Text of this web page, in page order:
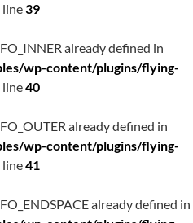
line39
already defined in
wp-content/plugins/flying-
line40
already defined in
wp-content/plugins/flying-
line41
already defined in